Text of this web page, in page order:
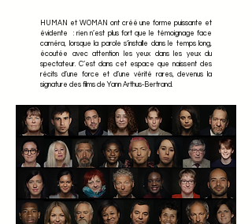
HUMAN et WOMAN ont créé une forme puissante et
évidente : rien n’est plus fort que le témoignage face
caméra, lorsque la parole s’installe dans le temps long,
écoutée avec attention les yeux dans les yeux du
spectateur. C’est dans cet espace que naissent des
récits d’une force et d’une vérité rares, devenus la
signature des films de Yann Arthus-Bertrand.